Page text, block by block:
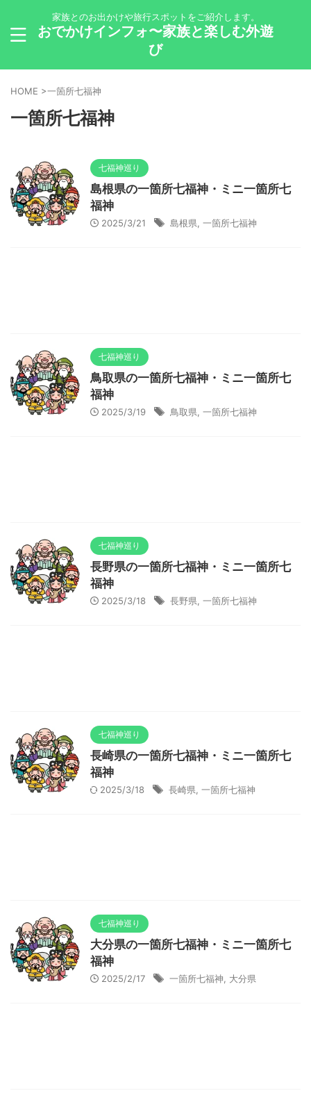
家族とのお出かけや旅行スポットをご紹介します。
おでかけインフォ〜家族と楽しむ外遊
び
HOME >一箇所七福神
一箇所七福神
七福神巡り
島根県の一箇所七福神・ミニ一箇所七
福神
2025/3/21 島根県 一箇所七福神
七福神巡り
鳥取県の一箇所七福神・ミニ一箇所七
福神
2025/3/19 鳥取県 一箇所七福神
七福神巡り
長野県の一箇所七福神・ミニ一箇所七
福神
2025/3/18 長野県 一箇所七福神
七福神巡り
長崎県の一箇所七福神・ミニ一箇所七
福神
2025/3/18 長崎県 一箇所七福神
七福神巡り
大分県の一箇所七福神・ミニ一箇所七
福神
2025/2/17 一箇所七福神 大分県